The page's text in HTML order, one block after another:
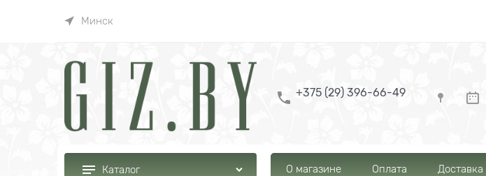
Минск
+375 (29) 396-66-49
Каталог О магазине Оплата Доставка